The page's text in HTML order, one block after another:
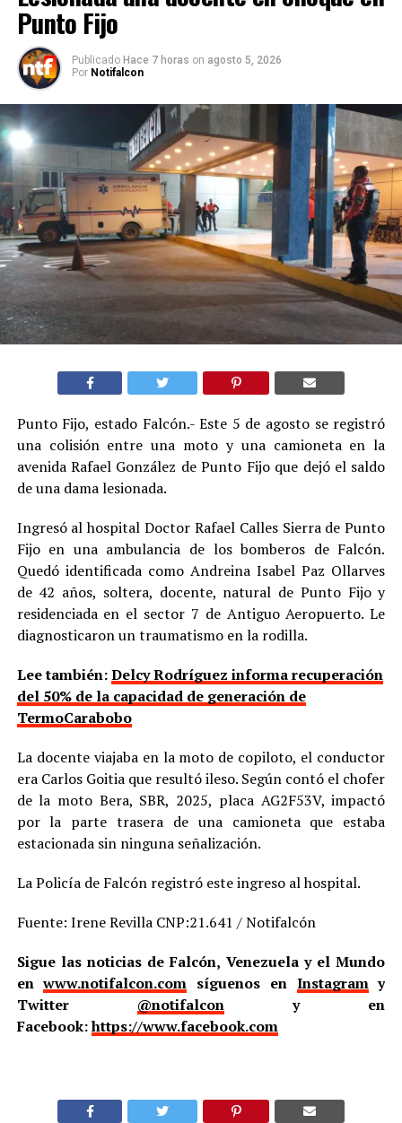
Punto Fijo
Publicado Hace 7 horas on agosto 5, 2026
Por Notifalcon
Punto Fijo, estado Falcón.- Este 5 de agosto se registró
una colisión entre una moto y una camioneta en la
avenida Rafael González de Punto Fijo que dejó el saldo
de una dama lesionada.
Ingresó al hospital Doctor Rafael Calles Sierra de Punto
Fijo en una ambulancia de los bomberos de Falcón.
Quedó identificada como Andreina Isabel Paz Ollarves
de 42 años, soltera, docente, natural de Punto Fijo y
residenciada en el sector 7 de Antiguo Aeropuerto. Le
diagnosticaron un traumatismo en la rodilla.
Lee también:Delcy Rodríguez informa recuperación
del 50% de la capacidad de generación de
TermoCarabobo
La docente viajaba en la moto de copiloto, el conductor
era Carlos Goitia que resultó ileso. Según contó el chofer
de la moto Bera, SBR, 2025, placa AG2F53V, impactó
por la parte trasera de una camioneta que estaba
estacionada sin ninguna señalización.
La Policía de Falcón registró este ingreso al hospital.
Fuente: Irene Revilla CNP:21.641 / Notifalcón
Sigue las noticias de Falcón, Venezuela y el Mundo
enwww.notifalcon.com síguenos en Instagramy
Twitter @notifalcony en
Facebook:https://www.facebook.com